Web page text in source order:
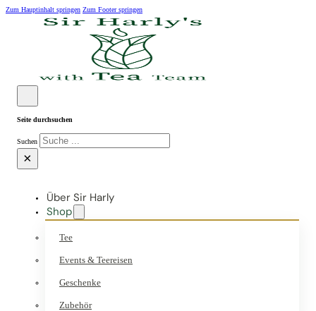
Zum Hauptinhalt springen Zum Footer springen
Seite durchsuchen
Suchen
×
Über Sir Harly
Shop
Tee
Events & Teereisen
Geschenke
Zubehör